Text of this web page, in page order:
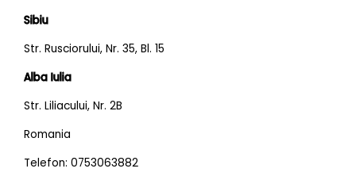
Sibiu
Str. Rusciorului, Nr. 35, Bl. 15
Alba Iulia
Str. Liliacului, Nr. 2B
Romania
Telefon: 0753063882